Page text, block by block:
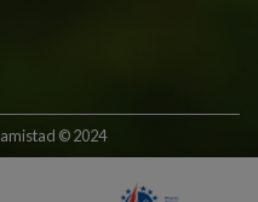
amistad © 2024